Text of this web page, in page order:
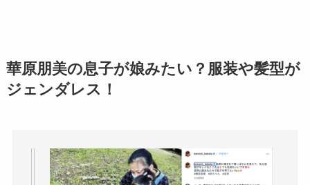
華原朋美の息子が娘みたい？服装や髪型が
ジェンダレス！